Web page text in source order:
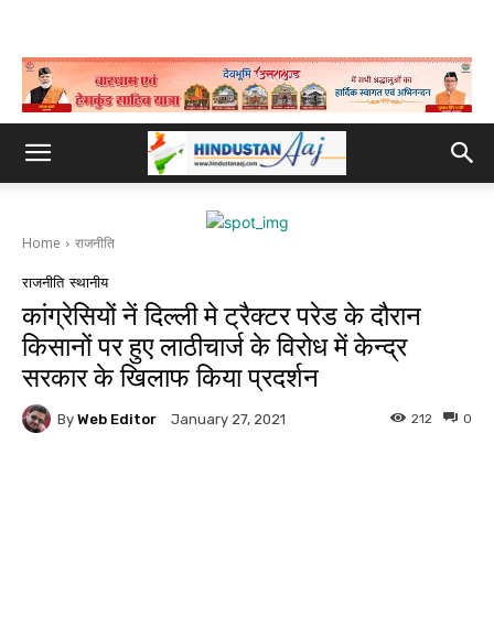
Home राजनीति
राजनीति स्थानीय
कांग्रेसियों नें दिल्ली मे ट्रैक्टर परेड के दौरान
किसानों पर हुए लाठीचार्ज के विरोध में केन्द्र
सरकार के खिलाफ किया प्रदर्शन
By Web Editor January 27, 2021 0
212